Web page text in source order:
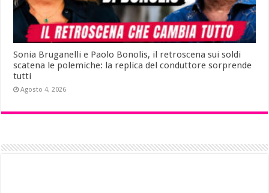
Sonia Bruganelli e Paolo Bonolis, il retroscena sui soldi
scatena le polemiche: la replica del conduttore sorprende
tutti
Agosto 4, 2026